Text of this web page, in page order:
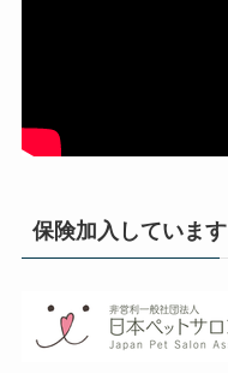
保険加入しています